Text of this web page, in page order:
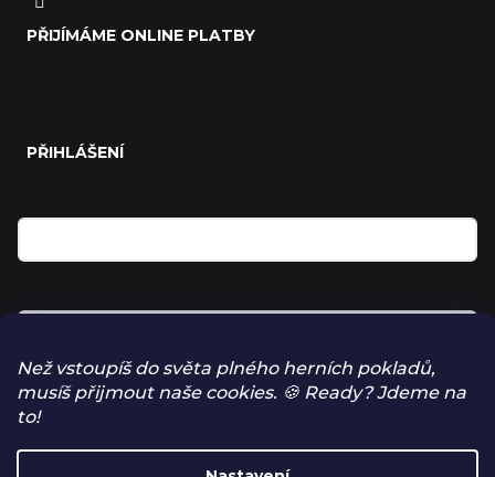
Než vstoupíš do světa plného herních pokladů,
musíš přijmout naše cookies. 🍪 Ready? Jdeme na
to!
PŘIJÍMÁME ONLINE PLATBY
PŘIHLÁŠENÍ
Přihlásit se